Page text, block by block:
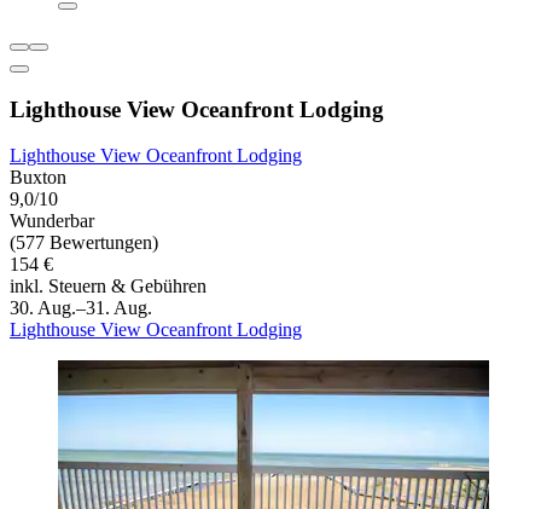
Lighthouse View Oceanfront Lodging
Lighthouse View Oceanfront Lodging
Buxton
9,0/10
Wunderbar
(577 Bewertungen)
154 €
inkl. Steuern & Gebühren
30. Aug.–31. Aug.
Lighthouse View Oceanfront Lodging